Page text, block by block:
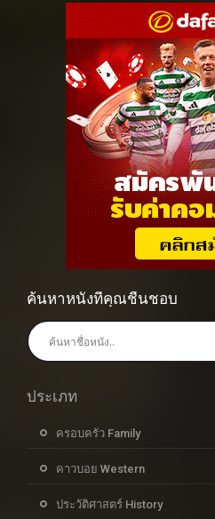
ค้นหาหนังที่คุณชื่นชอบ
ประเภท
ครอบครัว Family
คาวบอย Western
ประวัติศาสตร์ History